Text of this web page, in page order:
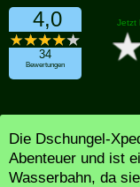
4,0
34
Bewertungen
Jetzt
Die Dschungel-
Abenteuer und ist
Wasserbahn, da